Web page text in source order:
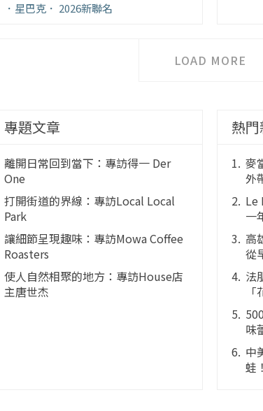
星巴克 2026新聯名
LOAD MORE
專題文章
離開日常回到當下：專訪得一 Der
One
打開街道的界線：專訪Local Local
Park
讓細節呈現趣味：專訪Mowa Coffee
Roasters
使人自然相聚的地方：專訪House店
主唐世杰
熱
麥
外
Le
一
高
從
法
花
味
中
蛙